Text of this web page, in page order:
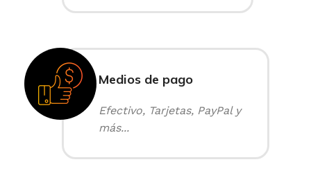
Medios de pago
Efectivo, Tarjetas, PayPal y
más...